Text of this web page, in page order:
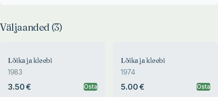
Väljaanded (3)
Lõika ja kleebi
1983
3.50 € Osta
Lõika ja kleebi
1974
5.00 € Osta